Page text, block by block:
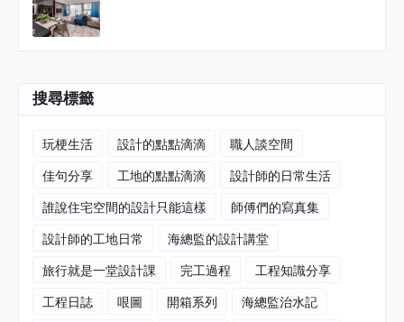
搜尋標籤
玩梗生活 設計的點點滴滴
職人談空間
佳句分享
工地的點點滴滴
設計師的日常生活
誰說住宅空間的設計只能這樣
師傅們的寫真集
設計師的工地日常
海總監的設計講堂
旅行就是一堂設計課
完工過程
工程知識分享
工程日誌
哏圖 開箱系列
海總監治水記